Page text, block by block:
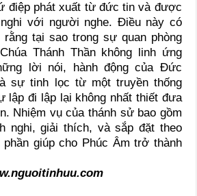
điệp phát xuất từ đức tin và được
với người nghe. Điều này có
tại sao trong sự quan phòng
Thánh Thần không linh ứng
lời nói, hành động của Đức
sự tinh lọc từ một truyền thống
lập đi lập lại không nhất thiết đưa
Nhiệm vụ của thánh sử bao gồm
nghi, giải thích, và sắp đặt theo
giúp cho Phúc Âm trở thành